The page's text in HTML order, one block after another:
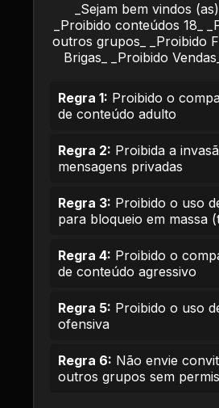
_Sejam bem vindos
_Proibido conteúdos 18_
outros grupos_ _Proibido
Brigas_ _Proibido
Regra 1: Proibido o
de conteúdo adulto
Regra 2: Proibida a
mensagens privadas
Regra 3: Proibido o uso
para bloqueio em massa
Regra 4: Proibido o
de conteúdo agressivo
Regra 5: Proibido o uso
ofensiva
Regra 6: Não envie
outros grupos sem